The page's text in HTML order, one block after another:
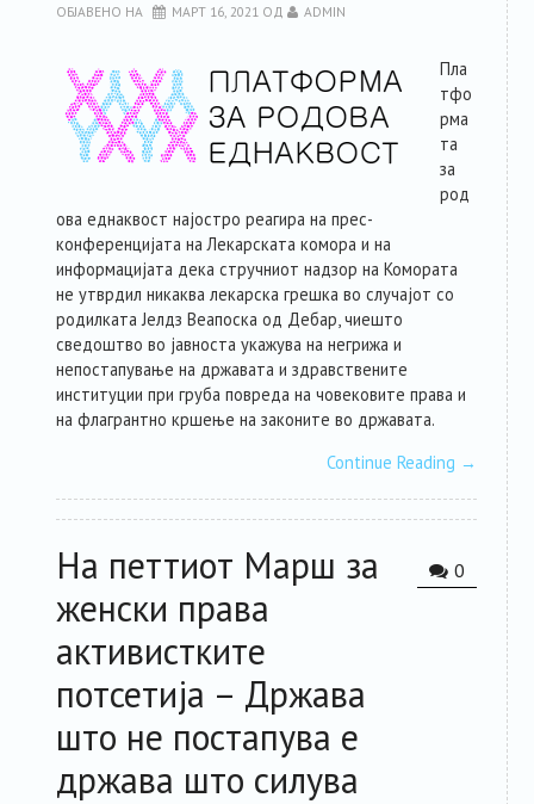
ЗА ПЛАТФОРМАТА
КОНТАКТ
ОБЈАВЕНО НА МАРТ 16, 2021 ОД ADMIN
Пла
тфо
рма
та
за
род
ова еднаквост најостро реагира на прес-
конференцијата на Лекарската комора и на
информацијата дека стручниот надзор на Комората
не утврдил никаква лекарска грешка во случајот со
родилката Јелдз Веапоска од Дебар, чиешто
сведоштво во јавноста укажува на негрижа и
непостапување на државата и здравствените
институции при груба повреда на човековите права и
на флагрантно кршење на законите во државата.
Continue Reading →
0
На петтиот Марш за
женски права
активистките
потсетија – Држава
што не постапува е
држава што силува